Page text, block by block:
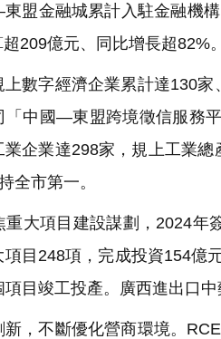
盟金融城累計入駐金融機
209億元、同比增長超82%。
數字經濟企業累計達130家
「中國—東盟跨境徵信服務
企業達298家，規上工業
全市第一。
大項目建設謀劃，2024年
目248項，完成投資154億
目竣工投產。廣西進出口
，不斷優化營商環境。